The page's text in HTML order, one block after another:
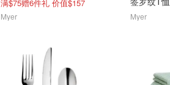
满$75赠6件礼 价值$157
Myer Myer